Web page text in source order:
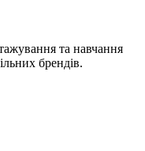
та навчання
брендів.